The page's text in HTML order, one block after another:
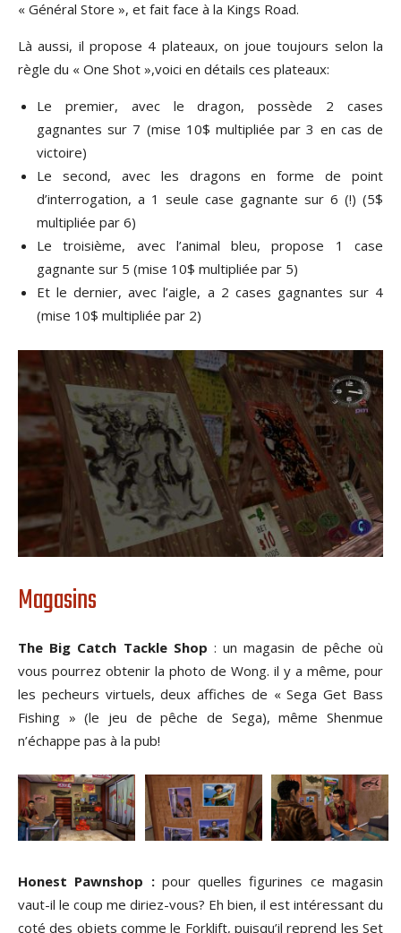
« Général Store », et fait face à la Kings Road.
Là aussi, il propose 4 plateaux, on joue toujours selon la
règle du « One Shot »,voici en détails ces plateaux:
Le premier, avec le dragon, possède 2 cases
gagnantes sur 7 (mise 10$ multipliée par 3 en cas de
victoire)
Le second, avec les dragons en forme de point
d’interrogation, a 1 seule case gagnante sur 6 (!) (5$
multipliée par 6)
Le troisième, avec l’animal bleu, propose 1 case
gagnante sur 5 (mise 10$ multipliée par 5)
Et le dernier, avec l’aigle, a 2 cases gagnantes sur 4
(mise 10$ multipliée par 2)
Magasins
The Big Catch Tackle Shop : un magasin de pêche où
vous pourrez obtenir la photo de Wong. il y a même, pour
les pecheurs virtuels, deux affiches de « Sega Get Bass
Fishing » (le jeu de pêche de Sega), même Shenmue
n’échappe pas à la pub!
Honest Pawnshop :pour quelles figurines ce magasin
vaut-il le coup me diriez-vous? Eh bien, il est intéressant du
coté des objets comme le Forklift, puisqu’il reprend les Set